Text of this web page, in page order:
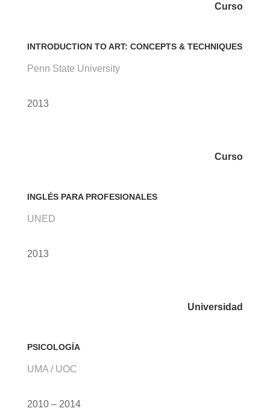
Curso
INTRODUCTION TO ART: CONCEPTS & TECHNIQUES
Penn State University
2013
Curso
INGLÉS PARA PROFESIONALES
UNED
2013
Universidad
PSICOLOGÍA
UMA / UOC
2010 – 2014